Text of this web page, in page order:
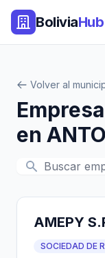
BoliviaHub
Volver al
en
AMEPY
SOCIEDAD DE